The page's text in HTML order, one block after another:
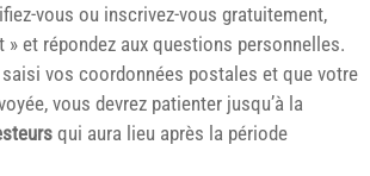
vous ou inscrivez-vous gratuitement,
» et répondez aux questions personnelles.
vos coordonnées postales et que votre
vous devrez patienter jusqu’à la
qui aura lieu après la période